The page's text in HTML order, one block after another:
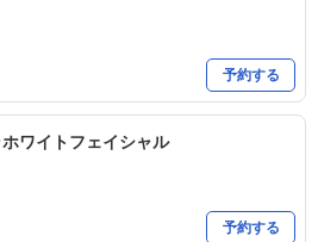
予約する
ワイトフェイシャル
予約する